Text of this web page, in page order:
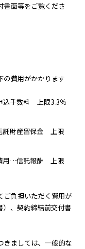
書面等をご覧くださ
の費用がかかります
込手数料 上限3.3％
託財産留保金 上限
用…信託報酬 上限
ご負担いただく費用が
）、契約締結前交付書
きましては、一般的な